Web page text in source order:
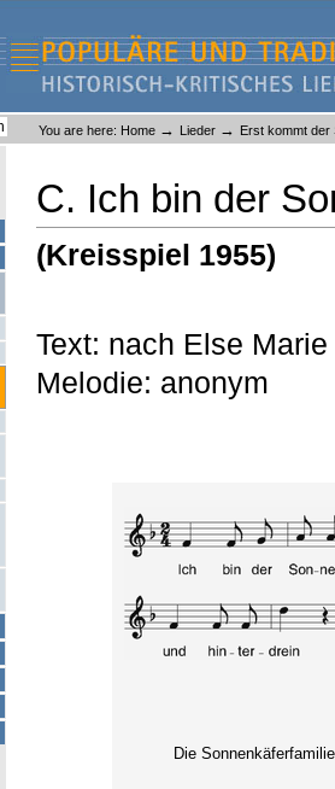
Liederlexikon
You are here: Home → Lieder → Erst kommt der
C. Ich bin der
(Kreisspiel 1955)
Text: nach Else
Melodie: anonym
Die Sonnenkäferfamilie